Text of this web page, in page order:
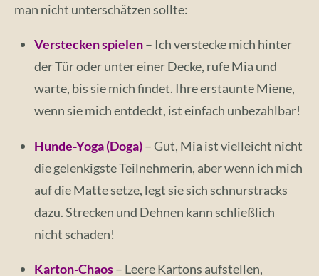
man nicht unterschätzen sollte:
Verstecken spielen– Ich verstecke mich hinter
der Tür oder unter einer Decke, rufe Mia und
warte, bis sie mich findet. Ihre erstaunte Miene,
wenn sie mich entdeckt, ist einfach unbezahlbar!
Hunde-Yoga (Doga)– Gut, Mia ist vielleicht nicht
die gelenkigste Teilnehmerin, aber wenn ich mich
auf die Matte setze, legt sie sich schnurstracks
dazu. Strecken und Dehnen kann schließlich
nicht schaden!
Karton-Chaos – Leere Kartons aufstellen,